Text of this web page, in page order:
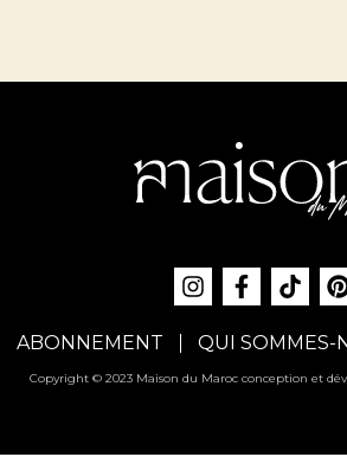
ABONNEMENT QUI SOMMES-
Copyright © 2023 Maison du Maroc conception et